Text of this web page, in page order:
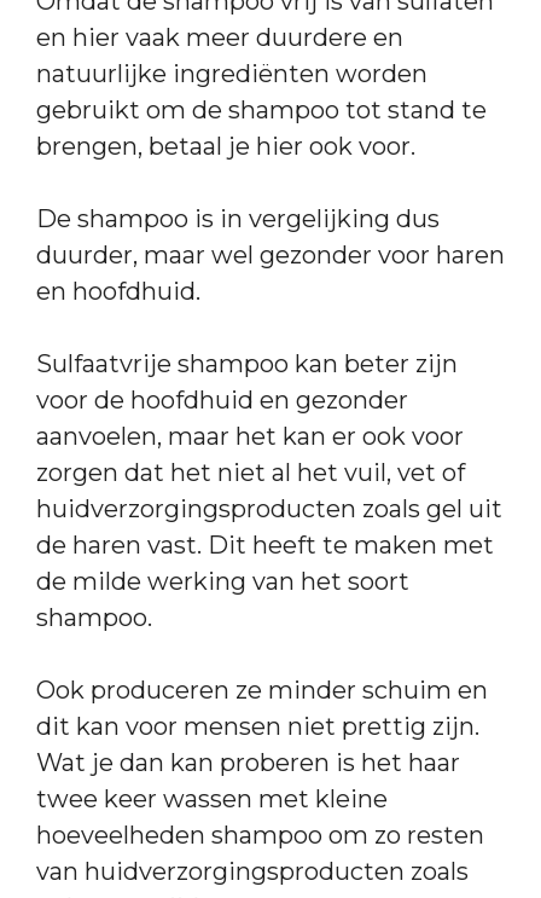
en hier vaak meer duurdere en
natuurlijke ingrediënten worden
gebruikt om de shampoo tot stand te
brengen, betaal je hier ook voor.
De shampoo is in vergelijking dus
duurder, maar wel gezonder voor haren
en hoofdhuid.
Sulfaatvrije shampoo kan beter zijn
voor de hoofdhuid en gezonder
aanvoelen, maar het kan er ook voor
zorgen dat het niet al het vuil, vet of
huidverzorgingsproducten zoals gel uit
de haren vast. Dit heeft te maken met
de milde werking van het soort
shampoo.
Ook produceren ze minder schuim en
dit kan voor mensen niet prettig zijn.
Wat je dan kan proberen is het haar
twee keer wassen met kleine
hoeveelheden shampoo om zo resten
van huidverzorgingsproducten zoals